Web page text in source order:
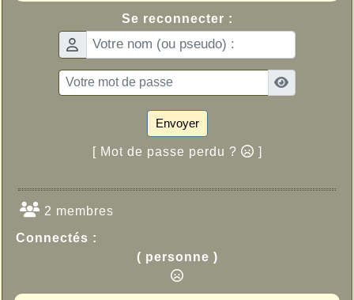
Se reconnecter :
Envoyer
[ Mot de passe perdu ? ]
2 membres
Connectés :
( personne )